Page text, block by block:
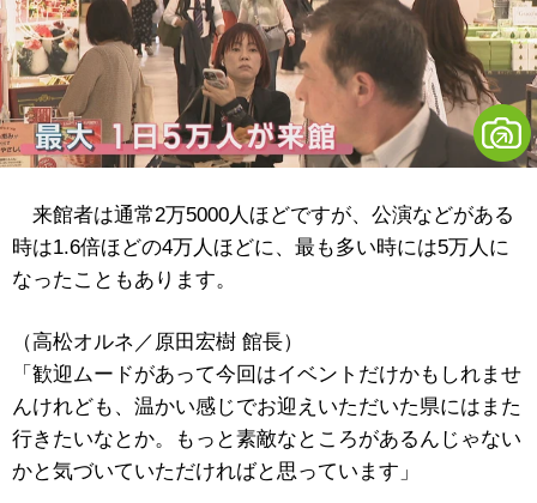
来館者は通常2万5000人ほどですが、公演などがある
時は1.6倍ほどの4万人ほどに、最も多い時には5万人に
なったこともあります。
（高松オルネ／原田宏樹 館長）
「歓迎ムードがあって今回はイベントだけかもしれませ
んけれども、温かい感じでお迎えいただいた県にはまた
行きたいなとか。もっと素敵なところがあるんじゃない
かと気づいていただければと思っています」